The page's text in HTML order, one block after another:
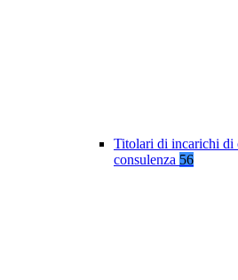
Titolari di incarichi di
consulenza 56